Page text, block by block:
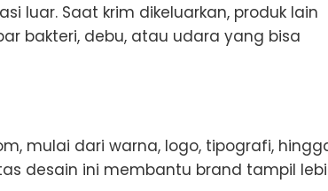
luar. Saat krim dikeluarkan, produk lain
bakteri, debu, atau udara yang bisa
mulai dari warna, logo, tipografi,
desain ini membantu brand tampil